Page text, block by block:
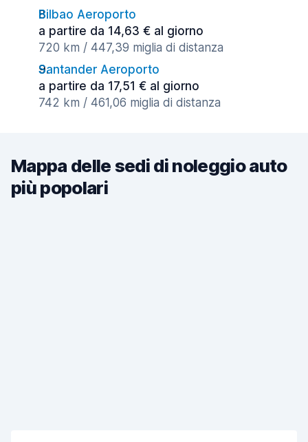
Bilbao Aeroporto
a partire da 14,63 € al giorno
720 km / 447,39 miglia di distanza
Santander Aeroporto
a partire da 17,51 € al giorno
742 km / 461,06 miglia di distanza
Mappa delle sedi di noleggio auto
più popolari